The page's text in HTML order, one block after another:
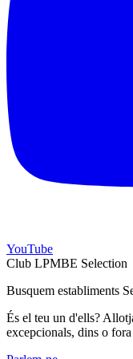
YouTube
Club LPMBE Selection
Busquem establiments
És el teu un d'ells?
excepcionals, dins o